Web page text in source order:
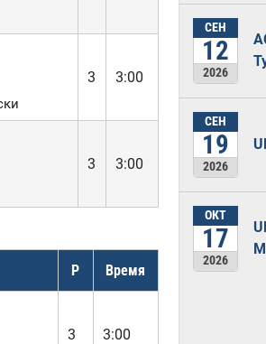
3
3:00
3
3:00
Р Время
3
3:00
СЕН
12
2026
СЕН
19
2026
ОКТ
17
2026